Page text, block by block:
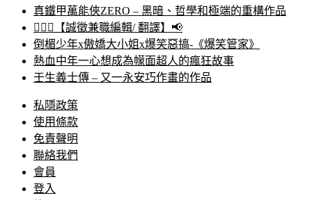
真鐵甲萬能俠ZERO – 黑暗、哲學和極端的重構作品
🙋🏻‍♀️【誠徵兼職編輯/ 翻譯】📢
倒楣少年x傲嬌大小姐x爆笑惡搞-《爆笑管家》
熱血中年一心想成為幪面超人的瘋狂故事
壬生義士傳 – 又一永安巧作畫的作品
私隱政策
使用條款
免責聲明
聯絡我們
會員
登入